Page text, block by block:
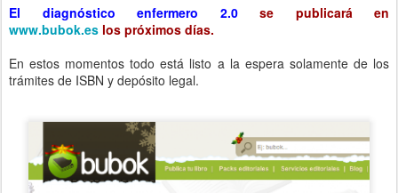
El diagnóstico enfermero 2.0
se publicará en
www.bubok.es los próximos días.
En estos momentos todo está listo a la espera solamente de los
trámites de ISBN y depósito legal.